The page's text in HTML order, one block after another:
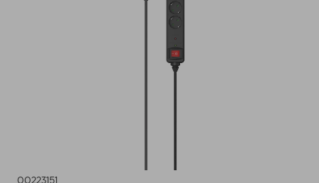
00223151